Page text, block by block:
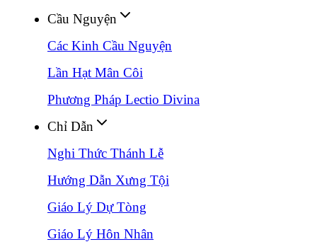
Cầu Nguyện
Các Kinh Cầu Nguyện
Lần Hạt Mân Côi
Phương Pháp Lectio Divina
Chỉ Dẫn
Nghi Thức Thánh Lễ
Hướng Dẫn Xưng Tội
Giáo Lý Dự Tòng
Giáo Lý Hôn Nhân